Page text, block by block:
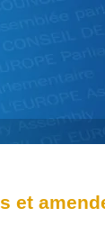
et